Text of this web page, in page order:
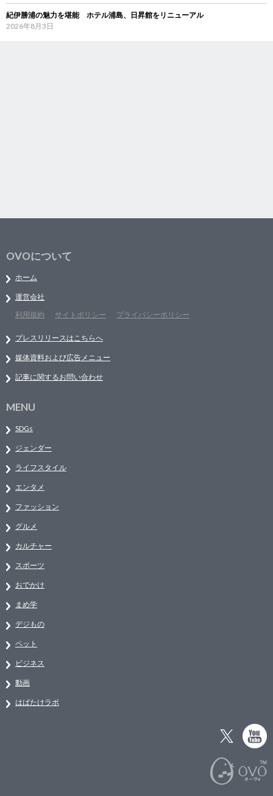
紀伊勝浦の魅力を堪能 ホテル浦島、日昇館をリニューアル
2026年8月3日
OVOについて
ホーム
運営会社
利用規約
サイトポリシー プライバシーポリシー
プレスリリースはこちらへ
媒体資料および広告メニュー
記事に関するお問い合わせ
MENU
SDGs
ジェンダー
ライフスタイル
エンタメ
ファッション
グルメ
カルチャー
スポーツ
おでかけ
まめ学
デジもの
ペット
ビジネス
動画
はばたけラボ